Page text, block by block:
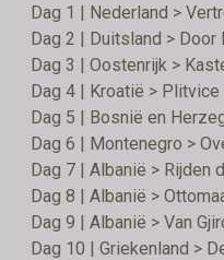
Dag 1 | Nederland >
Dag 2 | Duitsland > Door
Dag 3 | Oostenrijk >
Dag 4 | Kroatië >
Dag 5 | Bosnië en
Dag 6 | Montenegro >
Dag 7 | Albanië > Rijden
Dag 8 | Albanië >
Dag 9 | Albanië > Van
Dag 10 | Griekenland >